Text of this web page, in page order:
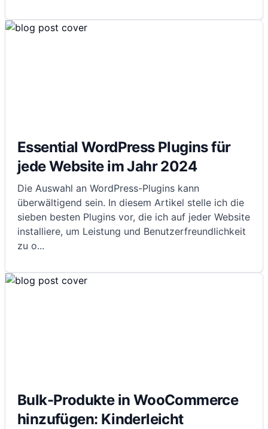
Essential WordPress Plugins für
jede Website im Jahr 2024
Die Auswahl an WordPress-Plugins kann
überwältigend sein. In diesem Artikel stelle ich die
sieben besten Plugins vor, die ich auf jeder Website
installiere, um Leistung und Benutzerfreundlichkeit
zu o...
Bulk-Produkte in WooCommerce
hinzufügen: Kinderleicht